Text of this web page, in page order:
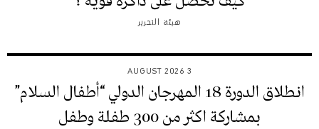
هيئة التحرير
3 AUGUST 2026
انطلاق الدورة 18 المهرجان الدولي “أطفال السلام”
بمشاركة اكثر من 300 طفلة وطفل